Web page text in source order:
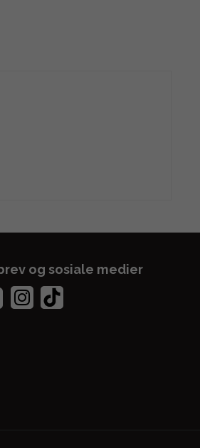
og sosiale medier